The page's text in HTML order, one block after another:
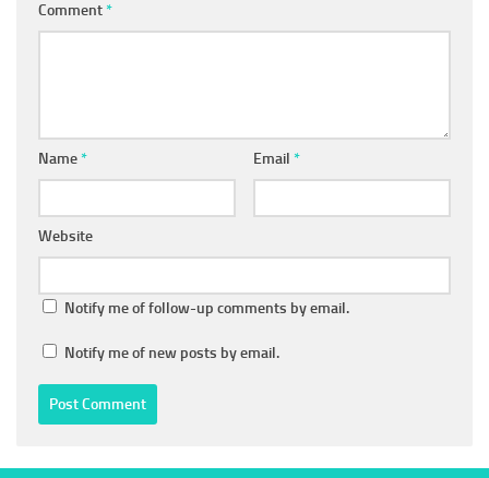
Comment*
Name* Email *
Website
Notify me of follow-up comments by email.
Notify me of new posts by email.